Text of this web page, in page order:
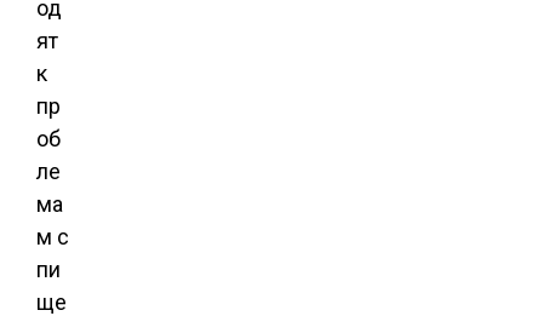
од
ят
к
пр
об
ле
ма
м с
пи
ще